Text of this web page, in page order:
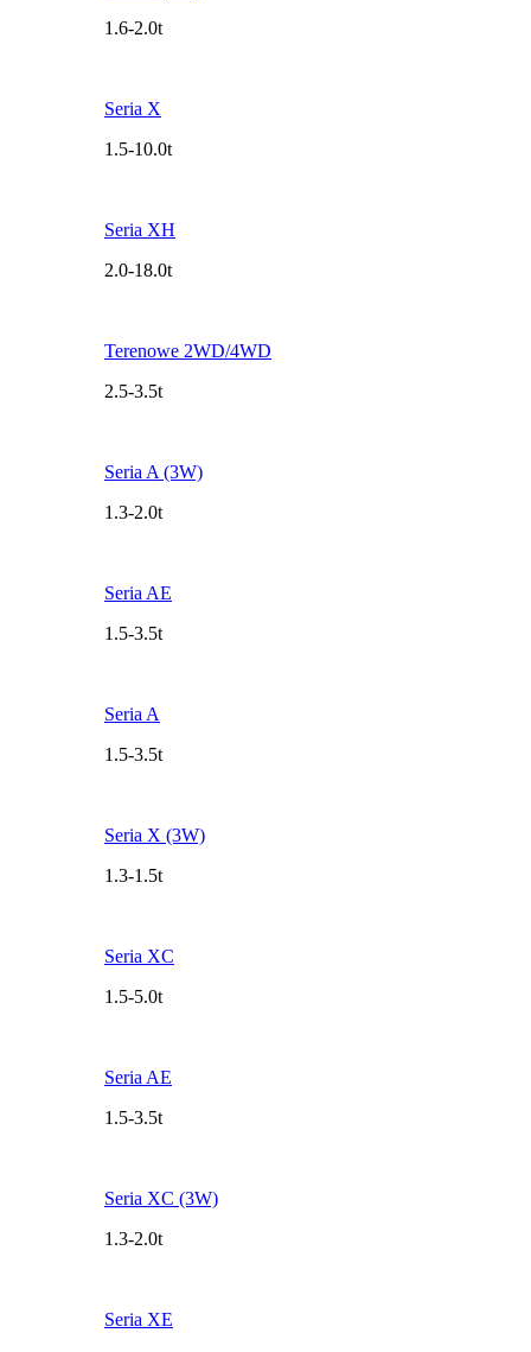
1.6-2.0t
Seria X
1.5-10.0t
Seria XH
2.0-18.0t
Terenowe 2WD/4WD
2.5-3.5t
Seria A (3W)
1.3-2.0t
Seria AE
1.5-3.5t
Seria A
1.5-3.5t
Seria X (3W)
1.3-1.5t
Seria XC
1.5-5.0t
Seria AE
1.5-3.5t
Seria XC (3W)
1.3-2.0t
Seria XE